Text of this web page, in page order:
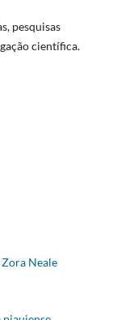
pesquisas
científica.
Neale